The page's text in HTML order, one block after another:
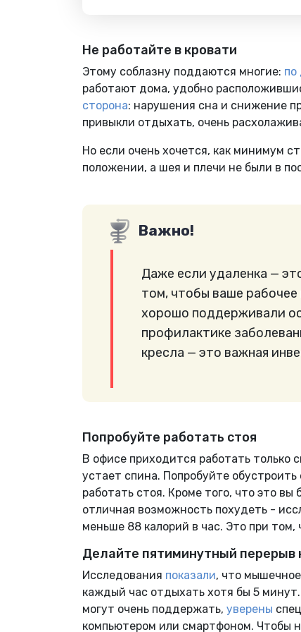
Не работайте в кровати
Этому соблазну поддаются многие: по
работают дома, удобно
сторона: нарушения сна и снижение
привыкли отдыхать, очень
Но если очень хочется, как минимум
положении, а шея и плечи не были в
Важно!
Даже если удаленка —
том, чтобы ваше
хорошо поддерживали
профилактике
кресла — это важная
Попробуйте работать стоя
В офисе приходится работать только
устает спина. Попробуйте
работать стоя. Кроме того, что это
отличная возможность похудеть -
меньше 88 калорий в час. Это при
Делайте пятиминутный перерыв
Исследования показали, что
каждый час отдыхать хотя бы 5
могут очень поддержать, уверены
компьютером или смартфоном. Чтобы